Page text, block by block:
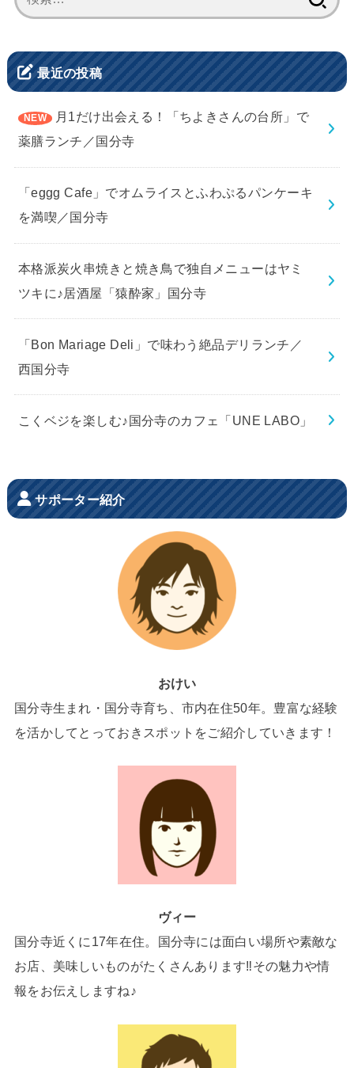
索:
最近の投稿
月1だけ出会える！「ちよきさんの台所」で
薬膳ランチ／国分寺
「eggg Cafe」でオムライスとふわぷるパンケーキ
を満喫／国分寺
本格派炭火串焼きと焼き鳥で独自メニューはヤミ
ツキに♪居酒屋「猿酔家」国分寺
「Bon Mariage Deli」で味わう絶品デリランチ／
西国分寺
こくベジを楽しむ♪国分寺のカフェ「UNE LABO」
サポーター紹介
おけい
国分寺生まれ・国分寺育ち、市内在住50年。豊富な経験
を活かしてとっておきスポットをご紹介していきます！
ヴィー
国分寺近くに17年在住。国分寺には面白い場所や素敵な
お店、美味しいものがたくさんあります‼その魅力や情
報をお伝えしますね♪